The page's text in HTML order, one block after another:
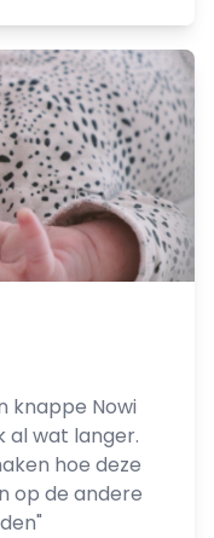
knappe Nowi
al wat langer.
hoe deze
op de andere